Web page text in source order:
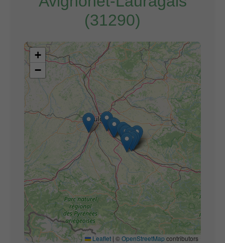
(31290)
+
−
Leaflet | ©OpenStreetMapcontributors